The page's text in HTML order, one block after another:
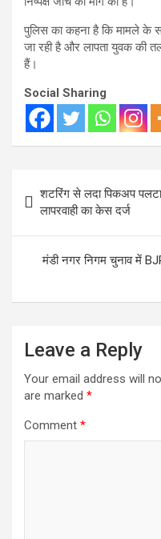
पुलिस का कहना है कि मामले के
जा रही है और लापता युवक की
हैं।
Social Sharing
navigation
शटरिंग से लदा पिकअप
लापरवाही का केस दर्ज
मंडी नगर निगम चुनाव में
Leave a Reply
Your email address will
are marked *
Comment *